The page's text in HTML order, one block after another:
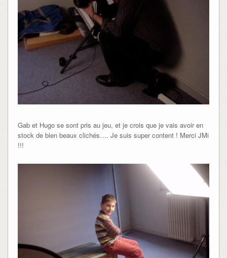
Gab et Hugo se sont pris au jeu, et je crois que je vais avoir en
stock de bien beaux clichés…. Je suis super content ! Merci JMi
!!!